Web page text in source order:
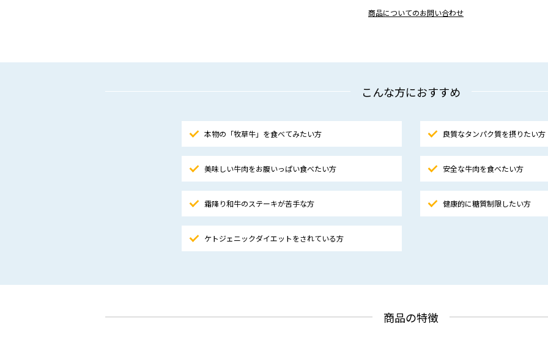
商品についてのお問い合わせ
こんな方におすすめ
本物の「牧草牛」を食べてみたい方 良質なタンパク質を摂りたい方
美味しい牛肉をお腹いっぱい食べたい方 安全な牛肉を食べたい方
霜降り和牛のステーキが苦手な方 健康的に糖質制限したい方
ケトジェニックダイエットをされている方
商品の特徴